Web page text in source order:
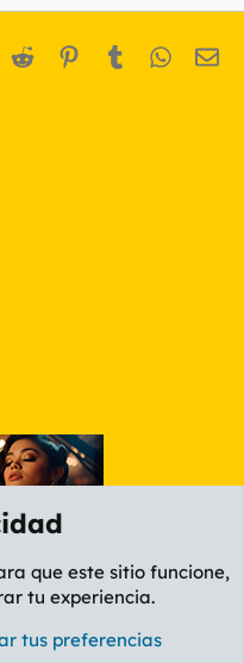
Reddit Pinterest
Tumblr
que este sitio funcione,
tu experiencia.
tus preferencias